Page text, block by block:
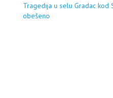
Tragedija u selu Gradac kod
obešeno